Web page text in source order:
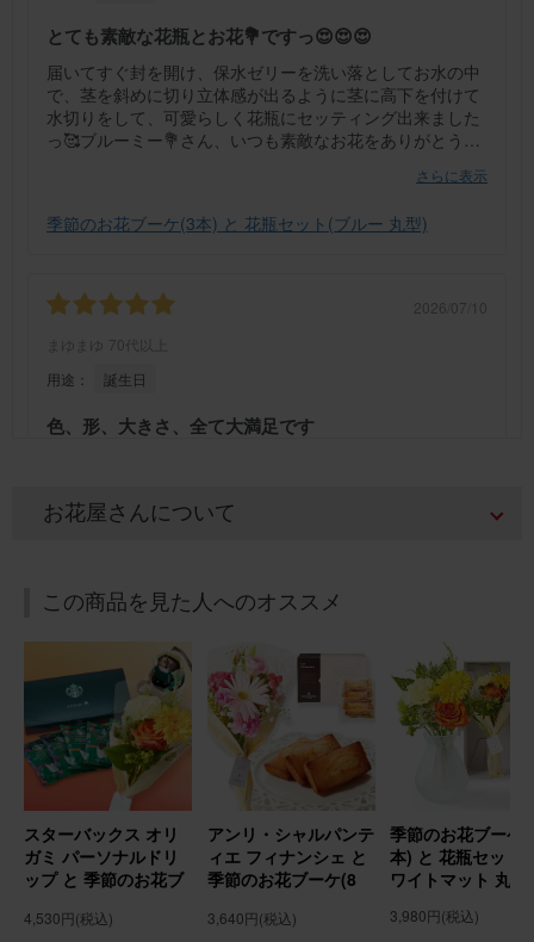
とても素敵な花瓶とお花💐ですっ😍😍😍
届いてすぐ封を開け、保水ゼリーを洗い落としてお水の中
で、茎を斜めに切り立体感が出るように茎に高下を付けて
水切りをして、可愛らしく花瓶にセッティング出来ました
っ🥰ブルーミー💐さん、いつも素敵なお花をありがとうご
さらに表示
季節のお花ブーケ(3本) と 花瓶セット(ブルー 丸型)
2026/07/10
まゆまゆ
70代以上
用途：
誕生日
色、形、大きさ、全て大満足です
づかいがよく、得に花瓶の色(ブルー)と形が大好評でし
た。もう一人の9月生まれの娘も同じ花瓶が欲しいといっ
季節のお花ブーケ(8本) と 花瓶セット(ブルー 丸型) Happy
Birthday カード付き
2026/06/25
ブルーミーユーザーさん
昇進・異動・転勤・退職
最高のプレゼント
友人の退職記念にプレゼントしました。 お花も箱の中で2
ら夏この時期にピッタリで、大変喜ばれました。 素敵なギ
お花屋さんについて
この商品を見た人へのオススメ
スターバックス オリ
ガミ パーソナルドリ
ップ と 季節のお花ブ
youカード付き
4,530円(税込)
アンリ・シャルパンテ
ィエ フィナンシェ と
季節のお花ブーケ(8
ド付き
3,640円(税込)
季節のお花ブーケ
本) と 花瓶セット(
ワイトマット 丸型)
3,980円(税込)